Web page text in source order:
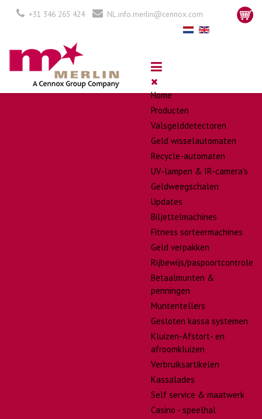
+31 346 265 424 NL.info.merlin@cennox.com
Home
Producten
Valsgelddetectoren
Geld wisselautomaten
Recycle-automaten
UV-lampen & IR-camera's
Geldweegschalen
Updates
Biljettelmachines
Fitness sorteermachines
Geld verpakken
Rijbewijs/paspoortcontrole
Betaalmunten &
penningen
Muntentellers
Gesloten kassa systemen
Kluizen-Afstort- en
afroomkluizen
Verbruiksartikelen
Kassalades
Self service & maatwerk
Casino - speelhal